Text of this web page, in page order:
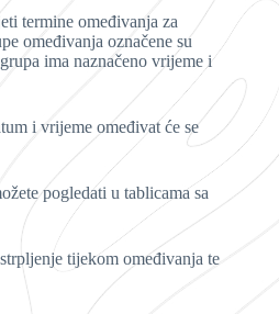
termine omeđivanja za
omeđivanja označene su
ima naznačeno vrijeme i
i vrijeme omeđivat će se
pogledati u tablicama sa
tijekom omeđivanja te